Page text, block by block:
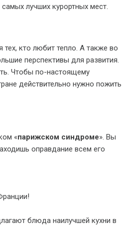
лучших курортных мест.
кто любит тепло. А также во
перспективы для развития.
Чтобы по-настоящему
действительно нужно пожить
«парижском синдроме». Вы
оправдание всем его
блюда наилучшей кухни в